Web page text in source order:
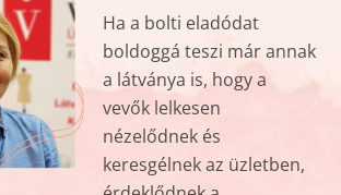
Ha a bolti eladódat
boldoggá teszi már annak
a látványa is, hogy a
vevők lelkesen
nézelődnek és
keresgélnek az üzletben,